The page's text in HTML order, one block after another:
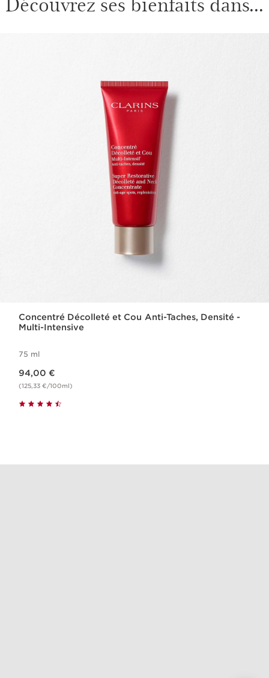
Concentré Décolleté et Cou Anti-Taches, Densité -
Multi-Intensive
75 ml
94,00 €
(125,33 €/100ml)